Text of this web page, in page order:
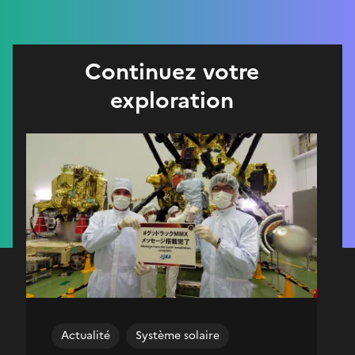
Continuez votre
exploration
Actualité Système solaire